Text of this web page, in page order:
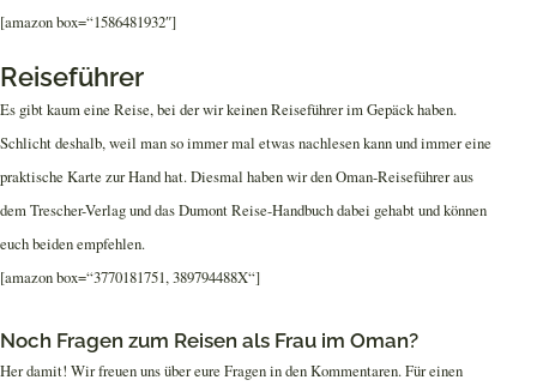
[amazon box=“1586481932″]
Reiseführer
Es gibt kaum eine Reise, bei der wir keinen Reiseführer im Gepäck haben.
Schlicht deshalb, weil man so immer mal etwas nachlesen kann und immer eine
praktische Karte zur Hand hat. Diesmal haben wir den Oman-Reiseführer aus
dem Trescher-Verlag und das Dumont Reise-Handbuch dabei gehabt und können
euch beiden empfehlen.
[amazon box=“3770181751, 389794488X“]
Noch Fragen zum Reisen als Frau im Oman?
Her damit! Wir freuen uns über eure Fragen in den Kommentaren. Für einen